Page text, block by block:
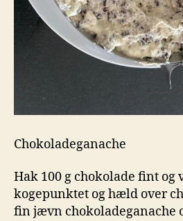
Chokoladeganache
Hak 100 g chokolade fint
kogepunktet og hæld over
fin jævn chokoladeganache